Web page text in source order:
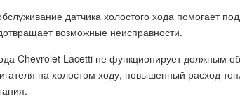
датчика холостого хода помогает
возможные неисправности.
Chevrolet Lacetti не функционирует
на холостом ходу, повышенный расход